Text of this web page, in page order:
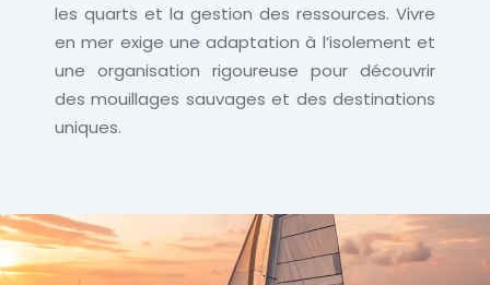
les quarts et la gestion des ressources. Vivre
en mer exige une adaptation à l’isolement et
une organisation rigoureuse pour découvrir
des mouillages sauvages et des destinations
uniques.